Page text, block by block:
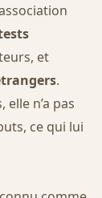
et
.
n’a pas
ce qui lui